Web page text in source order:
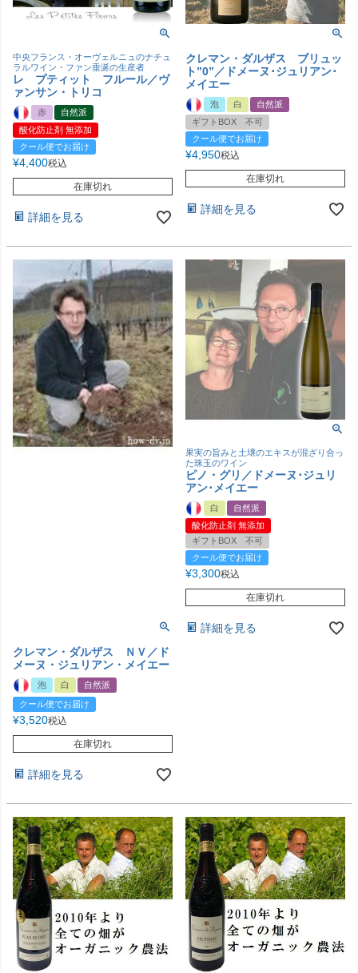
中央フランス・オーヴェルニュのナチュ
ラルワイン・ファン垂涎の生産者
レ プティット フルール／ヴ
ァンサン・トリコ
赤
自然派
酸化防止剤 無添加
クール便でお届け
¥4,400税込
在庫切れ
詳細を見る
クレマン・ダルザス ブリュッ
ト”0”／ドメーヌ･ジュリアン･
メイエー
泡 白
自然派
ギフトBOX 不可
クール便でお届け
¥4,950税込
在庫切れ
詳細を見る
クレマン・ダルザス ＮＶ／ド
メーヌ・ジュリアン・メイエー
泡 白
自然派
クール便でお届け
¥3,520税込
在庫切れ
詳細を見る
果実の旨みと土壌のエキスが混ざり合っ
た珠玉のワイン
ピノ・グリ／ドメーヌ･ジュリ
アン･メイエー
白
自然派
酸化防止剤 無添加
ギフトBOX 不可
クール便でお届け
¥3,300税込
在庫切れ
詳細を見る